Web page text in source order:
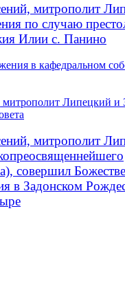
митрополит
по случаю
Илии с. Панино
в кафедральном
Липецкий и
митрополит
совершил
в Задонском